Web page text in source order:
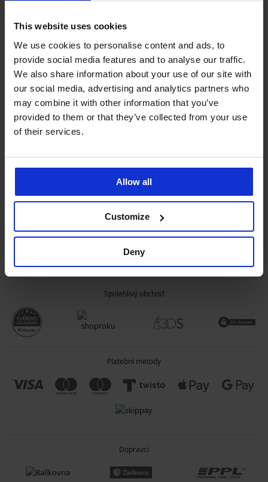
This website uses cookies
We use cookies to personalise content and ads, to
provide social media features and to analyse our traffic.
We also share information about your use of our site with
our social media, advertising and analytics partners who
may combine it with other information that you’ve
provided to them or that they’ve collected from your use
of their services.
Allow all
Customize
Deny
491 204 304
info@astratex.cz
Newsletter
Nenechte si ujít žádnou slevu.
SLUŽBY ZÁKAZNÍKŮM
OBECNÉ INFORMACE
O SPOLEČNOSTI
Spolehlivý obchod
Platební metody
Dopravci